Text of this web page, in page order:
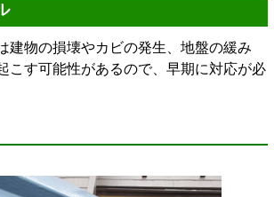
物の損壊やカビの発生、地盤の緩み
こす可能性があるので、早期に対応が必